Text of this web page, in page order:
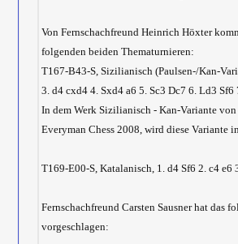
Von Fernschachfreund Heinrich Höxter
folgenden beiden Thematurnieren:
T167-B43-S, Sizilianisch (Paulsen-/Kan-
3. d4 cxd4 4. Sxd4 a6 5. Sc3 Dc7 6. Ld3 Sf6
In dem Werk Sizilianisch - Kan-Variante
Everyman Chess 2008, wird diese Variante
T169-E00-S, Katalanisch, 1. d4 Sf6 2. c4 e6
Fernschachfreund Carsten Sausner hat das
vorgeschlagen: